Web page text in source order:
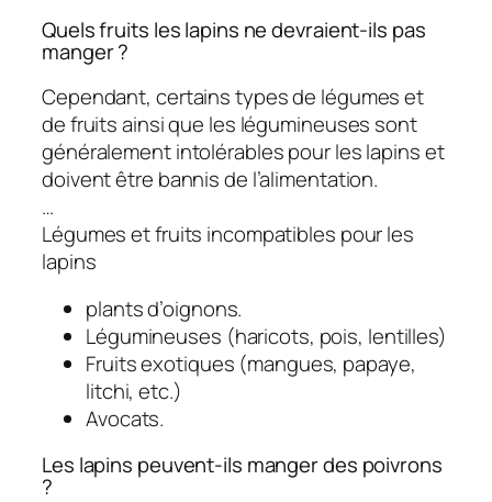
Quels fruits les lapins ne devraient-ils pas
manger ?
Cependant, certains types de légumes et
de fruits ainsi que les légumineuses sont
généralement intolérables pour les lapins et
doivent être bannis de l’alimentation.
…
Légumes et fruits incompatibles pour les
lapins
plants d’oignons.
Légumineuses (haricots, pois, lentilles)
Fruits exotiques (mangues, papaye,
litchi, etc.)
Avocats.
Les lapins peuvent-ils manger des poivrons
?